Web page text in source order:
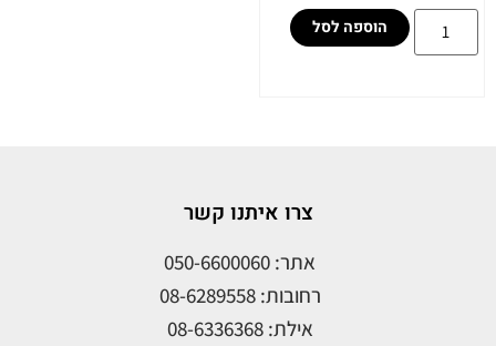
הוספה לסל
צרו איתנו קשר
אתר: 050-6600060
רחובות: 08-6289558
אילת: 08-6336368